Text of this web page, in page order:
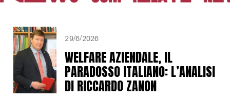
29/6/2026
WELFARE AZIENDALE, IL
PARADOSSO ITALIANO: L’ANALISI
DI RICCARDO ZANON